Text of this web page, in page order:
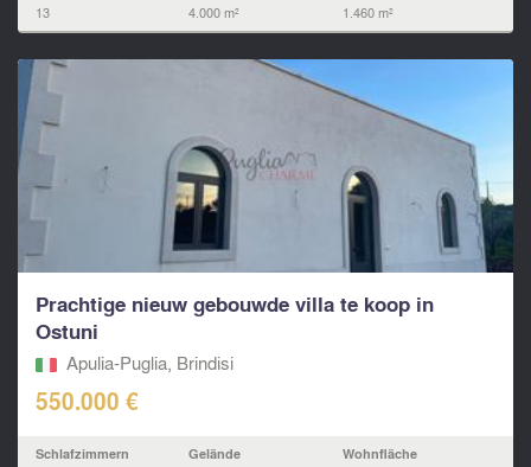
13 4.000 m² 1.460 m²
Prachtige nieuw gebouwde villa te koop in
Ostuni
Apulia-Puglia, Brindisi
550.000 €
Schlafzimmern Gelände Wohnfläche